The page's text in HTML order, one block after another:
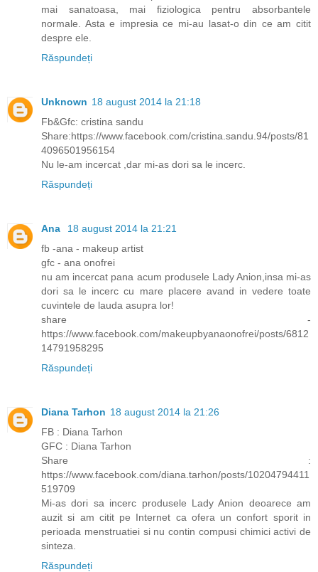
mai sanatoasa, mai fiziologica pentru absorbantele
normale. Asta e impresia ce mi-au lasat-o din ce am citit
despre ele.
Răspundeți
Unknown 18 august 2014 la 21:18
Fb&Gfc: cristina sandu
Share:https://www.facebook.com/cristina.sandu.94/posts/81
4096501956154
Nu le-am incercat ,dar mi-as dori sa le incerc.
Răspundeți
Ana
18 august 2014 la 21:21
fb -ana - makeup artist
gfc - ana onofrei
nu am incercat pana acum produsele Lady Anion,insa mi-as
dori sa le incerc cu mare placere avand in vedere toate
cuvintele de lauda asupra lor!
share -
https://www.facebook.com/makeupbyanaonofrei/posts/6812
14791958295
Răspundeți
Diana Tarhon 18 august 2014 la 21:26
FB : Diana Tarhon
GFC : Diana Tarhon
Share :
https://www.facebook.com/diana.tarhon/posts/10204794411
519709
Mi-as dori sa incerc produsele Lady Anion deoarece am
auzit si am citit pe Internet ca ofera un confort sporit in
perioada menstruatiei si nu contin compusi chimici activi de
sinteza.
Răspundeți